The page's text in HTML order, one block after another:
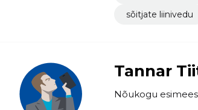
sõitjate liinivedu
Tannar
Nõukogu esimees